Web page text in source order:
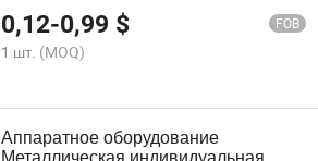
автомобильной промышленности
0,12-0,99 $ FOB
1 шт. (MOQ)
Аппаратное оборудование
Металлическая индивидуальная